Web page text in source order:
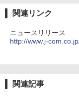
関連リンク
ニュースリリース
http://www.j-
関連記事